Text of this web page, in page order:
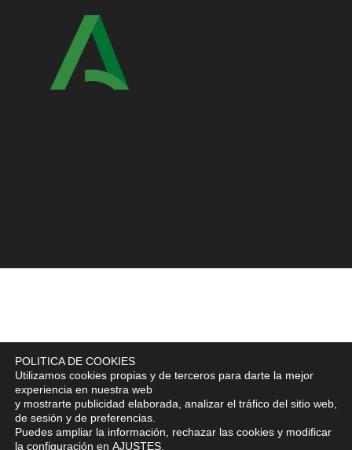
POLITICA DE COOKIES
Utilizamos cookies propias y de terceros para darte la mejor
experiencia en nuestra web
y mostrarte publicidad elaborada, analizar el tráfico del sitio web,
de sesión y de preferencias.
Puedes ampliar la información, rechazar las cookies y modificar
la configuración en AJUSTES